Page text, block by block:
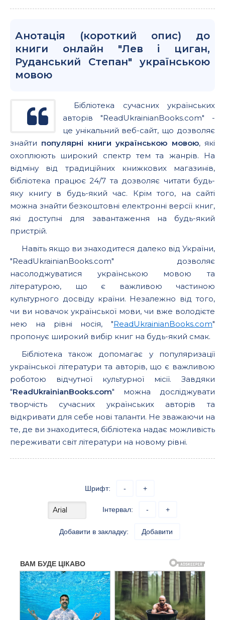
Анотація (короткий опис) до
книги онлайн "Лев і циган,
Руданський Степан" українською
мовою
Бібліотека сучасних українських
авторів "ReadUkrainianBooks.com" -
це унікальний веб-сайт, що дозволяє
знайти популярні книги українською мовою, які
охоплюють широкий спектр тем та жанрів. На
відміну від традиційних книжкових магазинів,
бібліотека працює 24/7 та дозволяє читати будь-
яку книгу в будь-який час. Крім того, на сайті
можна знайти безкоштовні електронні версії книг,
які доступні для завантаження на будь-який
пристрій.
Навіть якщо ви знаходитеся далеко від України,
"ReadUkrainianBooks.com" дозволяє
насолоджуватися українською мовою та
літературою, що є важливою частиною
культурного досвіду країни. Незалежно від того,
чи ви новачок української мови, чи вже володієте
нею на рівні носія, "ReadUkrainianBooks.com"
пропонує широкий вибір книг на будь-який смак.
Бібліотека також допомагає у популяризації
української літератури та авторів, що є важливою
роботою відчутної культурної місії. Завдяки
"ReadUkrainianBooks.com" можна досліджувати
творчість сучасних українських авторів та
відкривати для себе нові таланти. Не зважаючи на
те, де ви знаходитеся, бібліотека надає можливість
переживати світ літератури на новому рівні.
Шрифт: - +
Інтервал: - +
Добавити в закладку: Добавити